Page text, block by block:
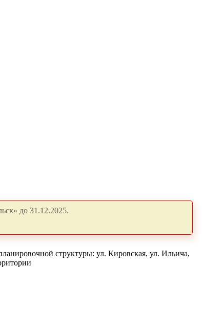
до 31.12.2025.
структуры: ул. Кировская, ул. Ильича,